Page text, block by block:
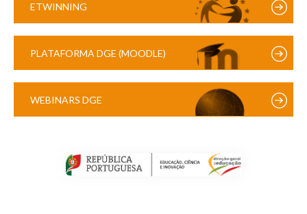
ETWINNING
PLATAFORMA DGE (MOODLE)
WEBINARS DGE